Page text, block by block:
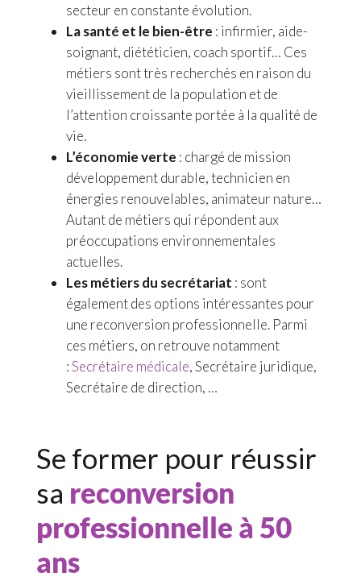
secteur en constante évolution.
La santé et le bien-être : infirmier, aide-
soignant, diététicien, coach sportif… Ces
métiers sont très recherchés en raison du
vieillissement de la population et de
l’attention croissante portée à la qualité de
vie.
L’économie verte : chargé de mission
développement durable, technicien en
énergies renouvelables, animateur nature…
Autant de métiers qui répondent aux
préoccupations environnementales
actuelles.
Les métiers du secrétariat : sont
également des options intéressantes pour
une reconversion professionnelle. Parmi
ces métiers, on retrouve notamment
:Secrétaire médicale, Secrétaire juridique,
Secrétaire de direction, …
Se former pour réussir
sa reconversion
professionnelle à 50
ans